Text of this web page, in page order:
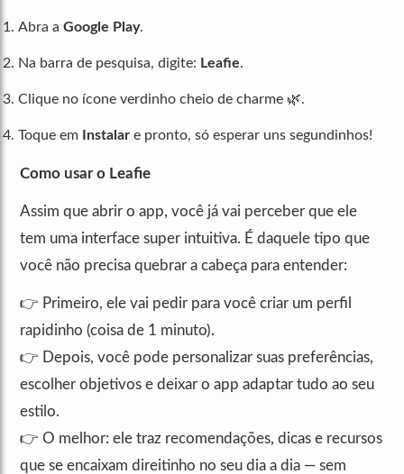
Abra a Google Play.
Na barra de pesquisa, digite: Leafie.
Clique no ícone verdinho cheio de charme 🌿.
Toque em Instalar e pronto, só esperar uns segundinhos!
Como usar o Leafie
Assim que abrir o app, você já vai perceber que ele
tem uma interface super intuitiva. É daquele tipo que
você não precisa quebrar a cabeça para entender:
👉 Primeiro, ele vai pedir para você criar um perfil
rapidinho (coisa de 1 minuto).
👉 Depois, você pode personalizar suas preferências,
escolher objetivos e deixar o app adaptar tudo ao seu
estilo.
👉 O melhor: ele traz recomendações, dicas e recursos
que se encaixam direitinho no seu dia a dia — sem